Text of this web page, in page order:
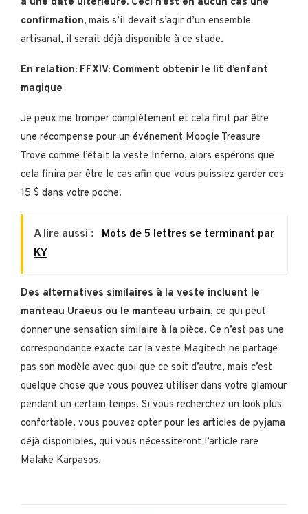
confirmation, mais s’il devait s’agir d’un ensemble
artisanal, il serait déjà disponible à ce stade.
En relation: FFXIV: Comment obtenir le lit d’enfant
magique
Je peux me tromper complètement et cela finit par être
une récompense pour un événement Moogle Treasure
Trove comme l’était la veste Inferno, alors espérons que
cela finira par être le cas afin que vous puissiez garder ces
15 $ dans votre poche.
A lire aussi :
Mots de 5 lettres se terminant par
KY
Des alternatives similaires à la veste incluent le
manteau Uraeus ou le manteau urbain, ce qui peut
donner une sensation similaire à la pièce. Ce n’est pas une
correspondance exacte car la veste Magitech ne partage
pas son modèle avec quoi que ce soit d’autre, mais c’est
quelque chose que vous pouvez utiliser dans votre glamour
pendant un certain temps. Si vous recherchez un look plus
confortable, vous pouvez opter pour les articles de pyjama
déjà disponibles, qui vous nécessiteront l’article rare
Malake Karpasos.